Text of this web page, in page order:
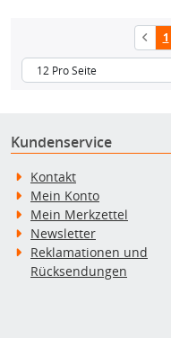
1
Kundenservice
Kontakt
Mein Konto
Mein Merkzettel
Newsletter
Reklamationen und
Rücksendungen